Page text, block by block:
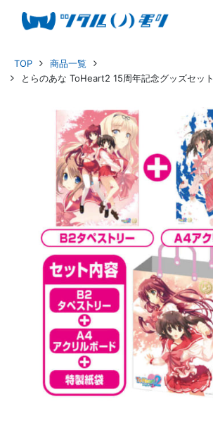
TOP
商品一覧
とらのあな ToHeart2 15周年記念グッズセット